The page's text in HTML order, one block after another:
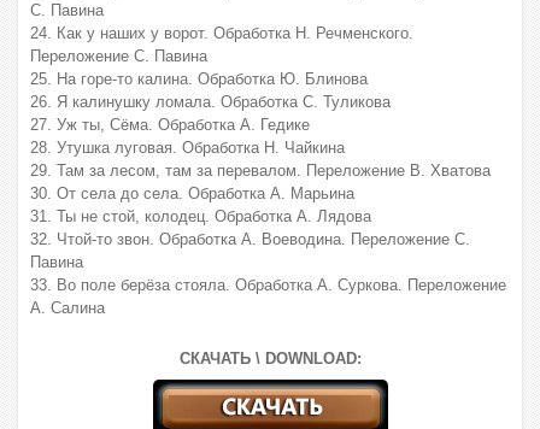
С. Павина
24. Как у наших у ворот. Обработка Н. Речменского.
Переложение С. Павина
25. На горе-то калина. Обработка Ю. Блинова
26. Я калинушку ломала. Обработка С. Туликова
27. Уж ты, Сёма. Обработка А. Гедике
28. Утушка луговая. Обработка Н. Чайкина
29. Там за лесом, там за перевалом. Переложение В. Хватова
30. От села до села. Обработка А. Марьина
31. Ты не стой, колодец. Обработка А. Лядова
32. Чтой-то звон. Обработка А. Воеводина. Переложение С.
Павина
33. Во поле берёза стояла. Обработка А. Суркова. Переложение
А. Салина
СКАЧАТЬ \ DOWNLOAD: